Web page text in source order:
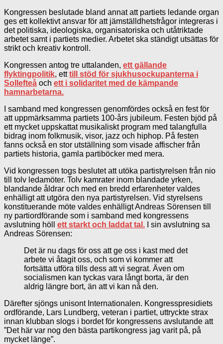
Kongressen beslutade bland annat att partiets ledande organ
ges ett kollektivt ansvar för att jämställdhetsfrågor integreras i
det politiska, ideologiska, organisatoriska och utåtriktade
arbetet samt i partiets medier. Arbetet ska ständigt utsättas för
strikt och kreativ kontroll.
Kongressen antog tre uttalanden, ett gällande
flyktingpolitik, etttill stöd för sjukhusockupanterna i
Sollefteå och ett i solidaritet med de kämpande
hamnarbetarna.
I samband med kongressen genomfördes också en fest för
att uppmärksamma partiets 100-års jubileum. Festen bjöd på
ett mycket uppskattat musikaliskt program med talangfulla
bidrag inom folkmusik, visor, jazz och hiphop. På festen
fanns också en stor utställning som visade affischer från
partiets historia, gamla partiböcker med mera.
Vid kongressen togs beslutet att utöka partistyrelsen från nio
till tolv ledamöter. Tolv kamrater inom blandade yrken,
blandande åldrar och med en bredd erfarenheter valdes
enhälligt att utgöra den nya partistyrelsen. Vid styrelsens
konstituerande möte valdes enhälligt Andreas Sörensen till
ny partiordförande som i samband med kongressens
avslutning höll ett starkt och laddat tal. I sin avslutning sa
Andreas Sörensen:
Det är nu dags för oss att ge oss i kast med det
arbete vi åtagit oss, och som vi kommer att
fortsätta utföra tills dess att vi segrat. Även om
socialismen kan tyckas vara långt borta, är den
aldrig längre bort, än att vi kan nå den.
Därefter sjöngs unisont Internationalen. Kongresspresidiets
ordförande, Lars Lundberg, veteran i partiet, uttryckte strax
innan klubban slogs i bordet för kongressens avslutande att
”Det här var nog den bästa partikongress jag varit på, på
mycket länge”.